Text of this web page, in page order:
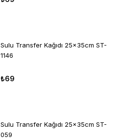
Sulu Transfer Kağıdı 25x35cm ST-
1146
₺69
Sulu Transfer Kağıdı 25x35cm ST-
059